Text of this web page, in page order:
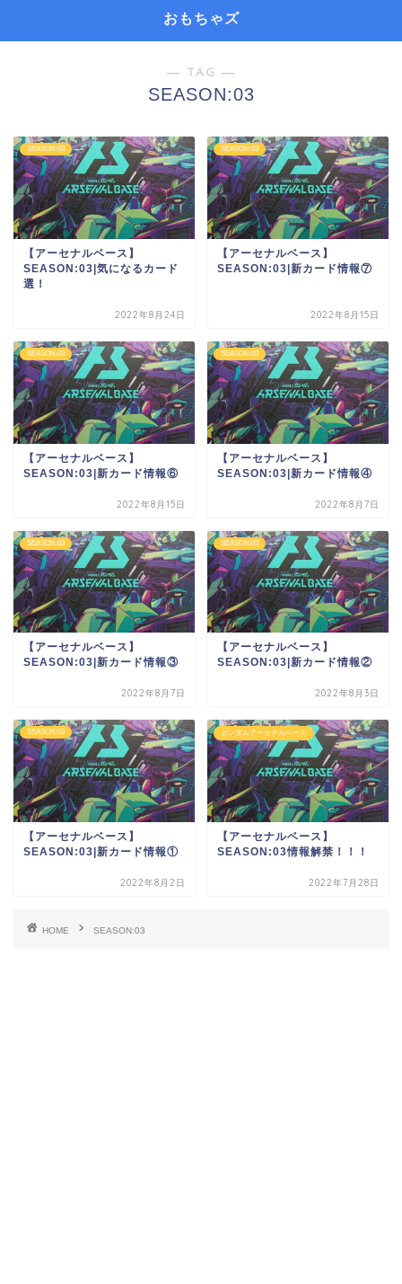
おもちゃズ
― TAG ―
SEASON:03
SEASON:03
【アーセナルベース】
SEASON:03|気になるカード
選！
2022年8月24日
SEASON:03
【アーセナルベース】
SEASON:03|新カード情報⑦
2022年8月15日
SEASON:03
【アーセナルベース】
SEASON:03|新カード情報⑥
2022年8月15日
SEASON:03
【アーセナルベース】
SEASON:03|新カード情報④
2022年8月7日
SEASON:03
【アーセナルベース】
SEASON:03|新カード情報③
2022年8月7日
SEASON:03
【アーセナルベース】
SEASON:03|新カード情報②
2022年8月3日
SEASON:03
【アーセナルベース】
SEASON:03|新カード情報①
2022年8月2日
ガンダムアーセナルベース
【アーセナルベース】
SEASON:03情報解禁！！！
2022年7月28日
HOME SEASON:03